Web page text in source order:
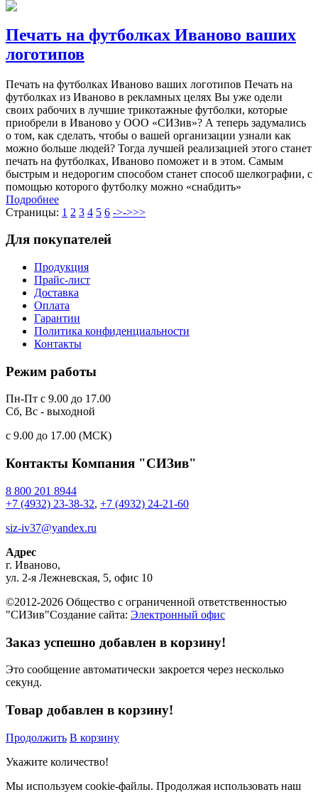
Печать на футболках Иваново ваших
логотипов
Печать на футболках Иваново ваших логотипов Печать на
футболках из Иваново в рекламных целях Вы уже одели
своих рабочих в лучшие трикотажные футболки, которые
приобрели в Иваново у ООО «СИЗив»? А теперь задумались
о том, как сделать, чтобы о вашей организации узнали как
можно больше людей? Тогда лучшей реализацией этого станет
печать на футболках, Иваново поможет и в этом. Самым
быстрым и недорогим способом станет способ шелкографии, с
помощью которого футболку можно «снабдить»
Подробнее
Страницы: 1 2 3 4 5 6 ->->>>
Для покупателей
Продукция
Прайс-лист
Доставка
Оплата
Гарантии
Политика конфиденциальности
Контакты
Режим работы
Пн-Пт с 9.00 до 17.00
Сб, Вс - выходной
c 9.00 до 17.00 (МСК)
Контакты Компания "СИЗив"
8 800 201 8944
+7 (4932) 23-38-32, +7 (4932) 24-21-60
siz-iv37@yandex.ru
Адрес
г. Иваново,
ул. 2-я Лежневская, 5, офис 10
©2012-2026 Общество с ограниченной ответственностью
"СИЗив"Создание сайта: Электронный офис
Заказ успешно добавлен в корзину!
Это сообщение автоматически закроется через несколько
секунд.
Товар добавлен в корзину!
Продолжить В корзину
Укажите количество!
Мы используем cookie-файлы. Продолжая использовать наш